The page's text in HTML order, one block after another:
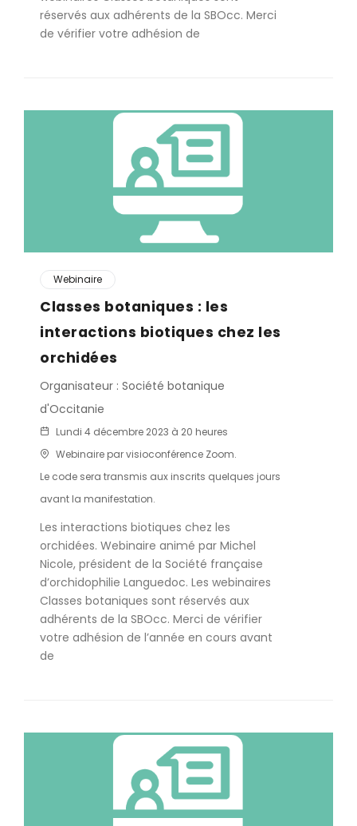
réservés aux adhérents de la SBOcc. Merci
de vérifier votre adhésion de
Webinaire
Classes botaniques : les
interactions biotiques chez les
orchidées
Organisateur : Société botanique
d'Occitanie
Lundi 4 décembre 2023 à 20 heures
Webinaire par visioconférence Zoom.
Le code sera transmis aux inscrits quelques jours
avant la manifestation.
Les interactions biotiques chez les
orchidées. Webinaire animé par Michel
Nicole, président de la Société française
d’orchidophilie Languedoc. Les webinaires
Classes botaniques sont réservés aux
adhérents de la SBOcc. Merci de vérifier
votre adhésion de l’année en cours avant
de